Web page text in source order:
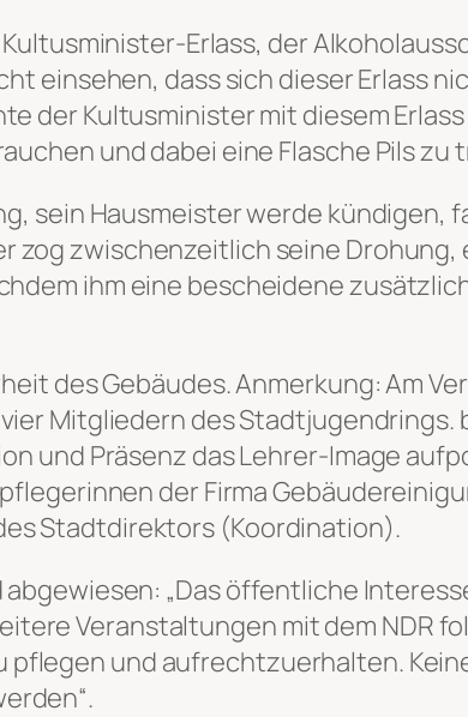
Erlass, der
einsehen, dass sich dieser Erlass
der Kultusminister mit diesem
und dabei eine Flasche Pils zu
sein Hausmeister werde kündigen,
zog zwischenzeitlich seine
ihm eine bescheidene
des Gebäudes. Anmerkung: Am
Mitgliedern des Stadtjugendrings.
und Präsenz das Lehrer-Image
der Firma
Stadtdirektors (Koordination).
abgewiesen: „Das öffentliche
Veranstaltungen mit dem NDR
pflegen und aufrechtzuerhalten.